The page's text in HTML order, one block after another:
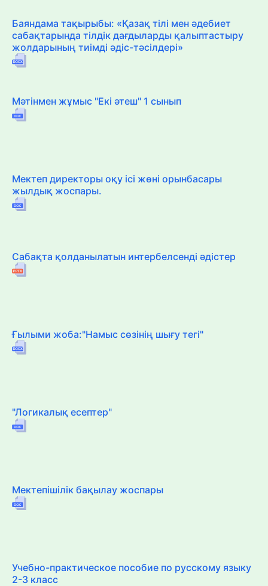
Баяндама тақырыбы: «Қазақ тілі мен әдебиет
сабақтарында тілдік дағдыларды қалыптастыру
жолдарының тиімді әдіс-тәсілдері»
Мәтінмен жұмыс "Екі әтеш" 1 сынып
Мектеп директоры оқу ісі жөні орынбасары
жылдық жоспары.
Сабақта қолданылатын интербелсенді әдістер
Ғылыми жоба:"Намыс сөзінің шығу тегі"
"Логикалық есептер"
Мектепішілік бақылау жоспары
Учебно-практическое пособие по русскому языку
2-3 класс